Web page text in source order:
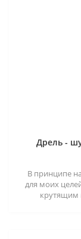
Дрель -
В принципе
для моих
крутящим